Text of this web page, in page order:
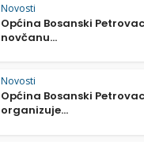
Novosti
Općina Bosanski
novčanu...
Novosti
Općina Bosanski
organizuje...